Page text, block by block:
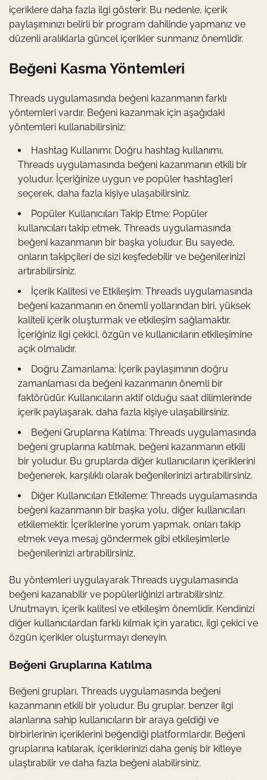
içeriklere daha fazla ilgi gösterir. Bu nedenle, içerik
paylaşımınızı belirli bir program dahilinde yapmanız ve
düzenli aralıklarla güncel içerikler sunmanız önemlidir.
Beğeni Kasma Yöntemleri
Threads uygulamasında beğeni kazanmanın farklı
yöntemleri vardır. Beğeni kazanmak için aşağıdaki
yöntemleri kullanabilirsiniz:
Hashtag Kullanımı: Doğru hashtag kullanımı,
Threads uygulamasında beğeni kazanmanın etkili bir
yoludur. İçeriğinize uygun ve popüler hashtag’leri
seçerek, daha fazla kişiye ulaşabilirsiniz.
Popüler Kullanıcıları Takip Etme: Popüler
kullanıcıları takip etmek, Threads uygulamasında
beğeni kazanmanın bir başka yoludur. Bu sayede,
onların takipçileri de sizi keşfedebilir ve beğenilerinizi
artırabilirsiniz.
İçerik Kalitesi ve Etkileşim: Threads uygulamasında
beğeni kazanmanın en önemli yollarından biri, yüksek
kaliteli içerik oluşturmak ve etkileşim sağlamaktır.
İçeriğiniz ilgi çekici, özgün ve kullanıcıların etkileşimine
açık olmalıdır.
Doğru Zamanlama: İçerik paylaşımının doğru
zamanlaması da beğeni kazanmanın önemli bir
faktörüdür. Kullanıcıların aktif olduğu saat dilimlerinde
içerik paylaşarak, daha fazla kişiye ulaşabilirsiniz.
Beğeni Gruplarına Katılma: Threads uygulamasında
beğeni gruplarına katılmak, beğeni kazanmanın etkili
bir yoludur. Bu gruplarda diğer kullanıcıların içeriklerini
beğenerek, karşılıklı olarak beğenilerinizi artırabilirsiniz.
Diğer Kullanıcıları Etkileme: Threads uygulamasında
beğeni kazanmanın bir başka yolu, diğer kullanıcıları
etkilemektir. İçeriklerine yorum yapmak, onları takip
etmek veya mesaj göndermek gibi etkileşimlerle
beğenilerinizi artırabilirsiniz.
Bu yöntemleri uygulayarak Threads uygulamasında
beğeni kazanabilir ve popülerliğinizi artırabilirsiniz.
Unutmayın, içerik kalitesi ve etkileşim önemlidir. Kendinizi
diğer kullanıcılardan farklı kılmak için yaratıcı, ilgi çekici ve
özgün içerikler oluşturmayı deneyin.
Beğeni Gruplarına Katılma
Beğeni grupları, Threads uygulamasında beğeni
kazanmanın etkili bir yoludur. Bu gruplar, benzer ilgi
alanlarına sahip kullanıcıların bir araya geldiği ve
birbirlerinin içeriklerini beğendiği platformlardır. Beğeni
gruplarına katılarak, içeriklerinizi daha geniş bir kitleye
ulaştırabilir ve daha fazla beğeni alabilirsiniz.